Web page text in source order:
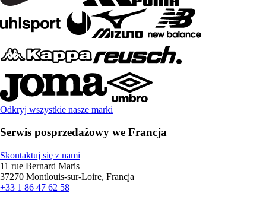
Odkryj wszystkie nasze marki
Serwis posprzedażowy we Francja
Skontaktuj się z nami
11 rue Bernard Maris
37270 Montlouis-sur-Loire, Francja
+33 1 86 47 62 58